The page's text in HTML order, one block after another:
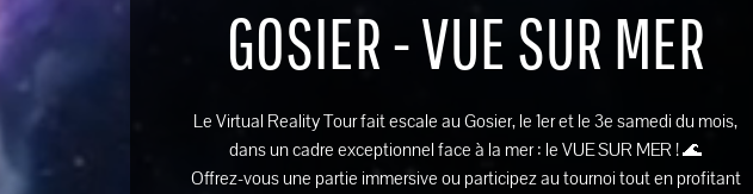
GOSIER - VUE SUR MER
Le Virtual Reality Tour fait escale au Gosier, le 1er et le 3e samedi du mois,
dans un cadre exceptionnel face à la mer : le VUE SUR MER ! 🌊
Offrez-vous une partie immersive ou participez au tournoi tout en profitant